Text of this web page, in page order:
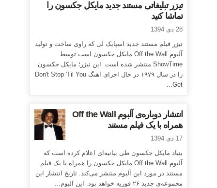
تیزر تبلیغاتی مستند جدید مایکل جکسون را
تماشا کنید
28 دی 1394
تیزر فیلم مستند جدید اسپایک لی که راوی ساخت و تولید
آلبوم Off the Wall مایکل جکسون است توسط
ShowTime منتشر شده است. این تیزر؛ مایکل جکسون
را در سال ۱۹۷۹ در حال اجرای آهنگ Don't Stop 'Til You
Get...
انتشار دوباره‌ی آلبوم Off the Wall
همراه با یک فیلم مستند
17 دی 1394
بنیاد مایکل جکسون طی بیانیه‌ای اعلام کرده است که
آلبوم Off the Wall مایکل جکسون را همراه با یک فیلم
مستند در مورد این آلبوم منتشر می‌کند. تاریخ انتشار این
مجموعه‌ی جدید ۲۶ فوریه خواهد بود. این آلبوم...